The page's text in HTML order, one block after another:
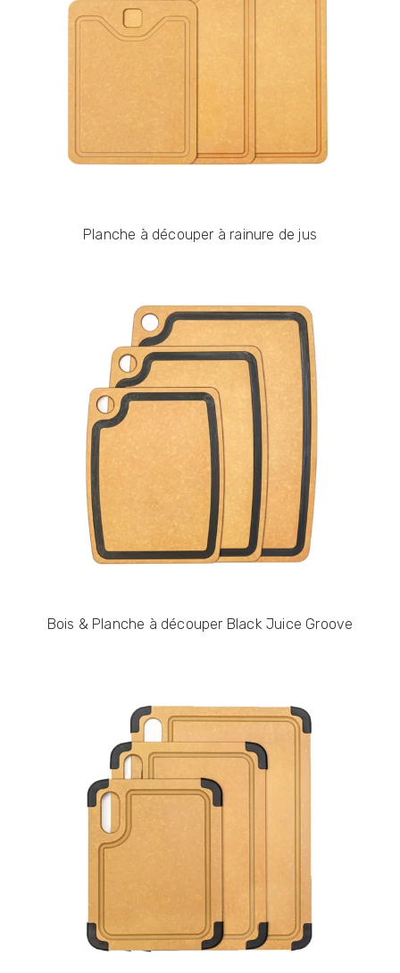
Planche à découper à rainure de jus
Bois & Planche à découper Black Juice Groove